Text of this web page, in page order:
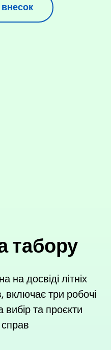
табору
на досвіді лiтніх
включає три робочi
вибір та проєкти